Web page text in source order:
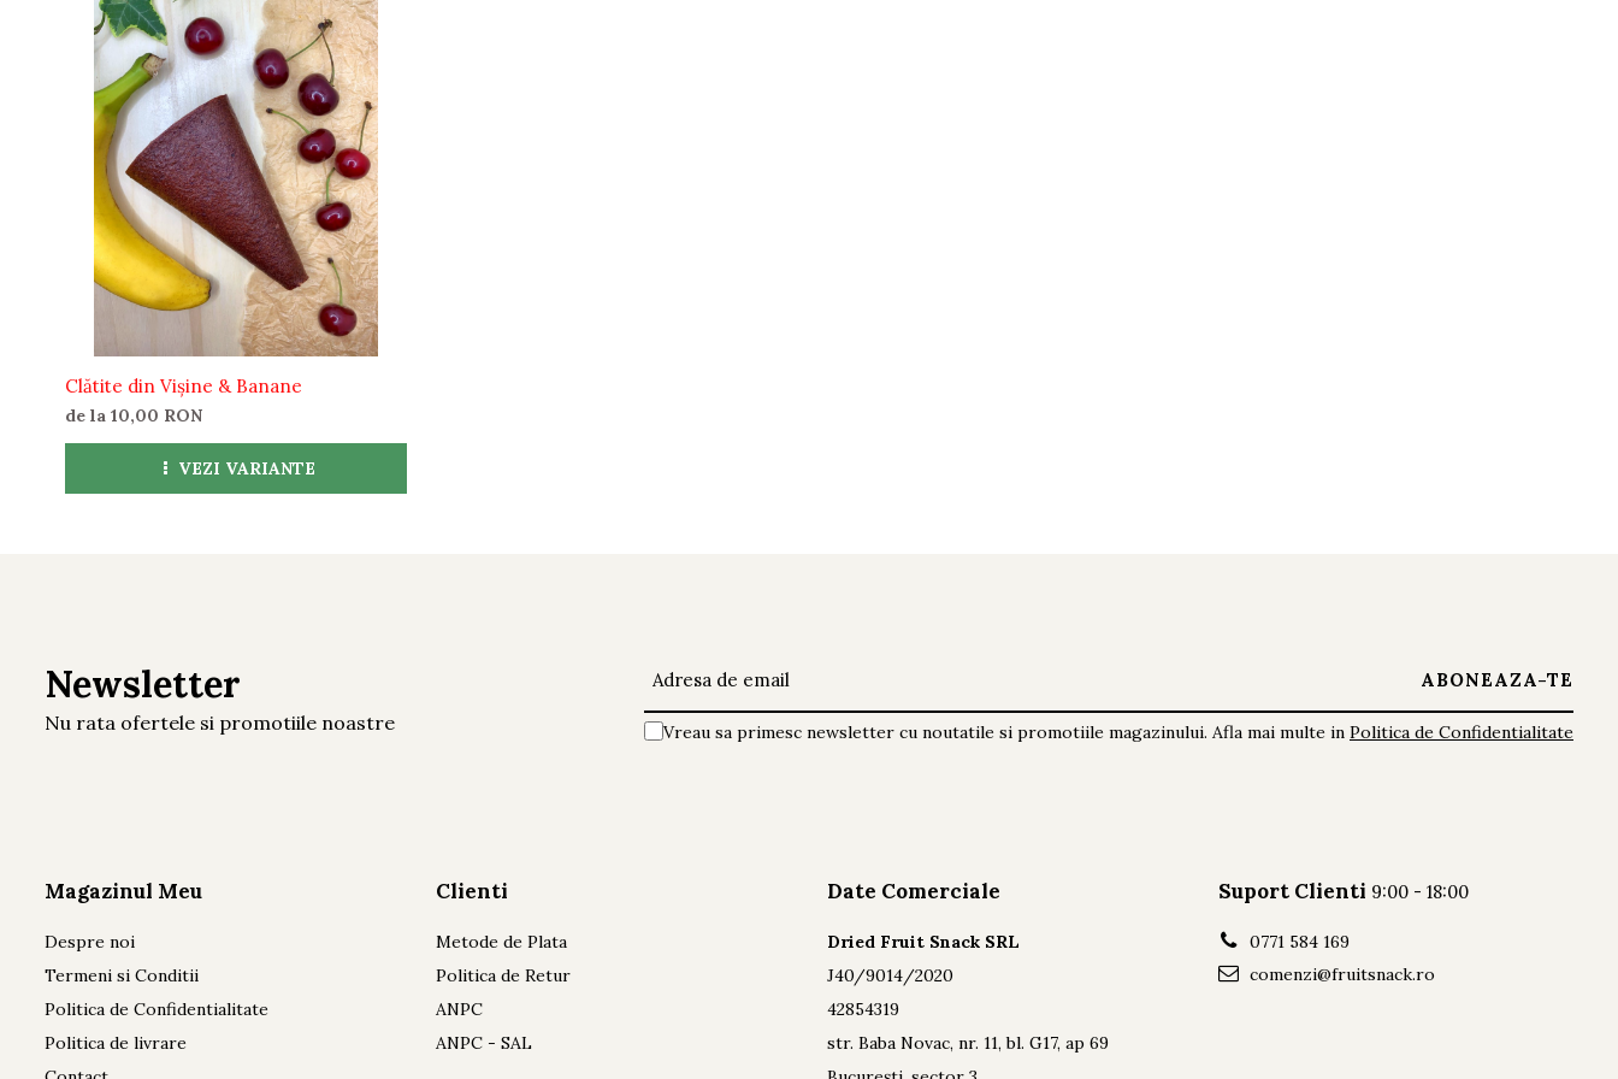
zaharuri 44.8 g
2.59 g
8.41 g
*gramajul unei clătite poate varia.
Fiind realizate exclusiv din fructe, fără adaosuri, gramajele pot varia ușor în funcție de conținutul natural de apă și fibre al fructelor. Natura nu produce ingrediente standardizate – iar noi
alegem să o respectăm.
NOTA: Culorile și consistența pot diferi în funcţie de gradul de coacere şi sezonul fructelor.
Clătite din Vișine & Banane
de la 10,00 RON
VEZI VARIANTE
Newsletter
Nu rata ofertele si promotiile noastre Vreau sa primesc newsletter cu noutatile si promotiile magazinului. Afla mai multe in Politica de Confidentialitate
Magazinul Meu
Despre noi
Termeni si Conditii
Politica de Confidentialitate
Politica de livrare
Clienti
Metode de Plata
Politica de Retur
ANPC
ANPC - SAL
Date Comerciale
Dried Fruit Snack SRL
J40/9014/2020
42854319
str. Baba Novac, nr. 11, bl. G17, ap 69
Suport Clienti 9:00 - 18:00
0771 584 169
comenzi@fruitsnack.ro